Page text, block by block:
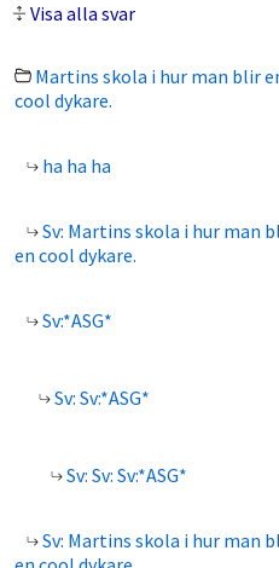
Visa alla svar
Martins skola i hur man blir
cool dykare.
ha ha ha
Sv: Martins skola i hur man
en cool dykare.
Sv:*ASG*
Sv: Sv:*ASG*
Sv: Sv: Sv:*ASG*
Sv: Martins skola i hur man